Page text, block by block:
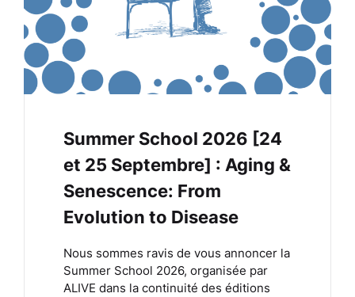
Summer School 2026 [24
et 25 Septembre] : Aging &
Senescence: From
Evolution to Disease
Nous sommes ravis de vous annoncer la
Summer School 2026, organisée par
ALIVE dans la continuité des éditions